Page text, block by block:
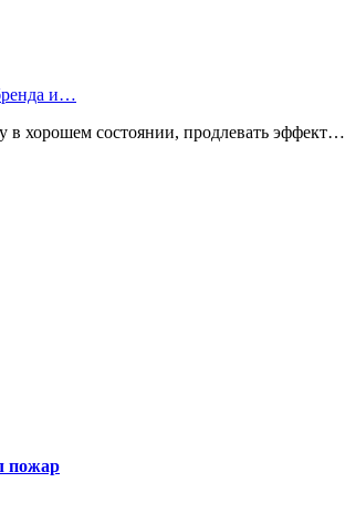
и…
хорошем состоянии, продлевать эффект…
пожар